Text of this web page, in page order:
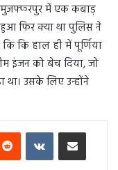
में एक कबाड़
फिर क्या था पुलिस ने
कि हाल ही में पूर्णिया
इंजन को बेच दिया, जो
था। उसके लिए उन्होंने
Reddit VKontakteShare via Email